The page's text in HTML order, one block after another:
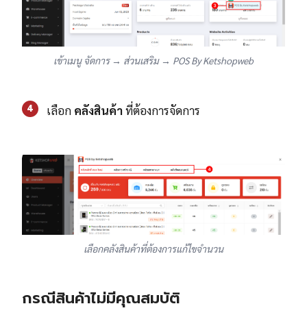
เข้าเมนู จัดการ → ส่วนเสริม → POS By Ketshopweb
4 เลือก คลังสินค้าที่ต้องการจัดการ
เลือกคลังสินค้าที่ต้องการแก้ไขจำนวน
กรณีสินค้าไม่มีคุณสมบัติ